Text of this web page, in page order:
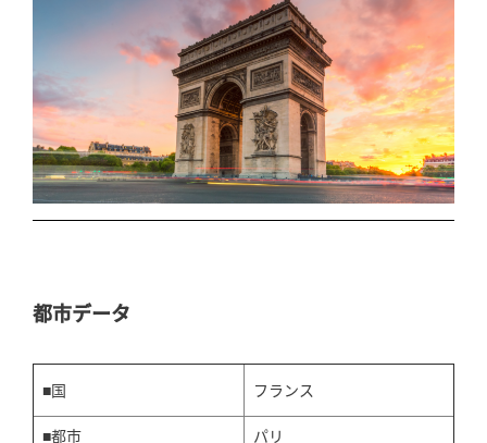
都市データ
■国 フランス
■都市 パリ